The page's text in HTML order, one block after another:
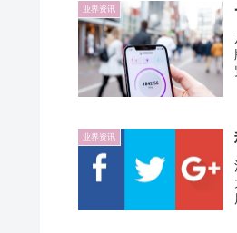
业界资讯
业界资讯